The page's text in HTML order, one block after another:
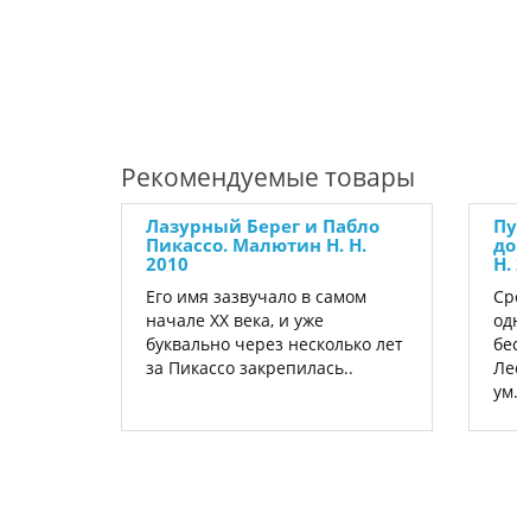
Рекомендуемые товары
Лазурный Берег и Пабло
Пикассо. Малютин Н. Н.
2010
Его имя зазвучало в самом
начале XX века, и уже
буквально через несколько лет
за Пикассо закрепилась..
Н.